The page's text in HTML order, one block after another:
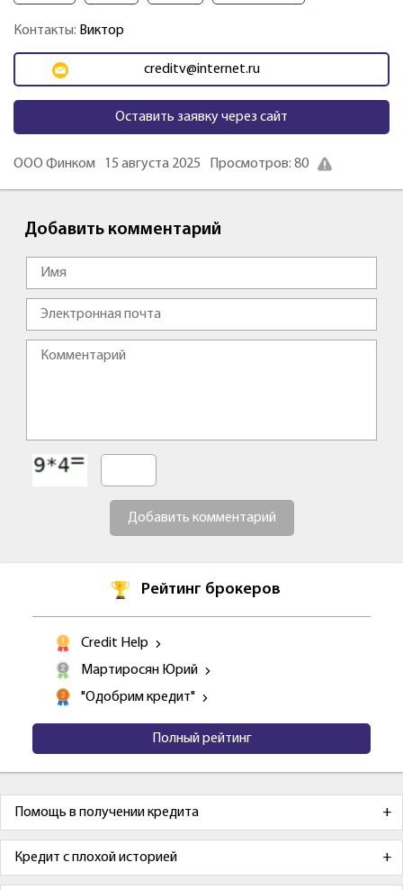
Контакты: Виктор
creditv@internet.ru
Оставить заявку через сайт
ООО Финком 15 августа 2025 Просмотров: 80
Добавить комментарий
Добавить комментарий
Рейтинг брокеров
Credit Help
Мартиросян Юрий
"Одобрим кредит"
Полный рейтинг
Помощь в получении кредита
Кредит с плохой историей